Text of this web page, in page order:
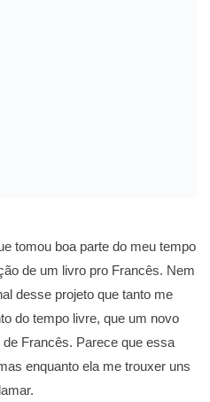
tomou boa parte do meu tempo
de um livro pro Francês. Nem
desse projeto que tanto me
do tempo livre, que um novo
Francês. Parece que essa
enquanto ela me trouxer uns